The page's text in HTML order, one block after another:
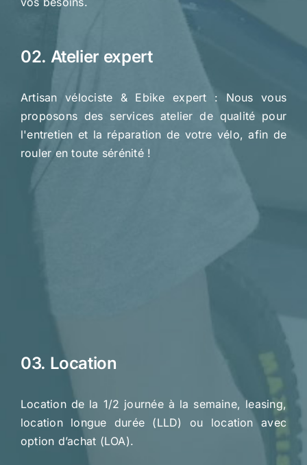
02. Atelier expert
Artisan vélociste & Ebike expert : Nous vous
proposons des services atelier de qualité pour
l'entretien et la réparation de votre vélo, afin de
rouler en toute sérénité !
03. Location
Location de la 1/2 journée à la semaine, leasing,
location longue durée (LLD) ou location avec
option d’achat (LOA).